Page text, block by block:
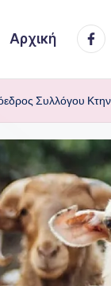
Αρχική
Συλλόγου